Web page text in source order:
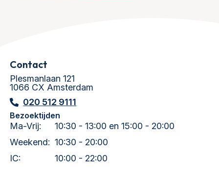
Contact
Plesmanlaan 121
1066 CX Amsterdam
020 512 9111
Bezoektijden
Ma-Vrij:
10:30 - 13:00 en 15:00 - 20:00
Weekend: 10:30 - 20:00
IC:
10:00 - 22:00